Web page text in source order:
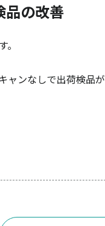
品の改善
ンなしで出荷検品